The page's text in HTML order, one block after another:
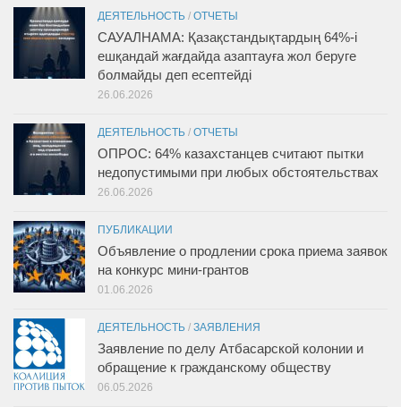
ДЕЯТЕЛЬНОСТЬ / ОТЧЕТЫ
САУАЛНАМА: Қазақстандықтардың 64%-і
ешқандай жағдайда азаптауға жол беруге
болмайды деп есептейді
26.06.2026
ДЕЯТЕЛЬНОСТЬ / ОТЧЕТЫ
ОПРОС: 64% казахстанцев считают пытки
недопустимыми при любых обстоятельствах
26.06.2026
ПУБЛИКАЦИИ
Объявление о продлении срока приема заявок
на конкурс мини-грантов
01.06.2026
ДЕЯТЕЛЬНОСТЬ / ЗАЯВЛЕНИЯ
Заявление по делу Атбасарской колонии и
обращение к гражданскому обществу
06.05.2026